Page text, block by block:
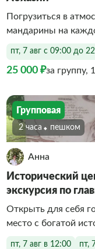
Погрузиться в
мандарины на
пт, 7 авг с 09:00 до
25 000 ₽за группу,
Групповая
2 часа Пешком
Анна
Исторический
экскурсия по
Открыть для себя
место с богатой
пт, 7 авг в 12:00 пт,